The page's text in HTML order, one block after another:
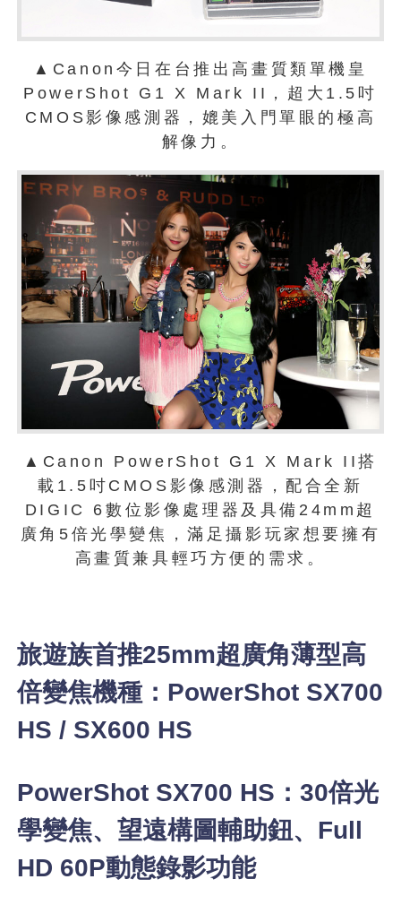
▲Canon今日在台推出高畫質類單機皇
PowerShot G1 X Mark II，超大1.5吋
CMOS影像感測器，媲美入門單眼的極高
解像力。
▲Canon PowerShot G1 X Mark II搭
載1.5吋CMOS影像感測器，配合全新
DIGIC 6數位影像處理器及具備24mm超
廣角5倍光學變焦，滿足攝影玩家想要擁有
高畫質兼具輕巧方便的需求。
旅遊族首推25mm超廣角薄型高
倍變焦機種：PowerShot SX700
HS / SX600 HS
PowerShot SX700 HS：30倍光
學變焦、望遠構圖輔助鈕、Full
HD 60P動態錄影功能